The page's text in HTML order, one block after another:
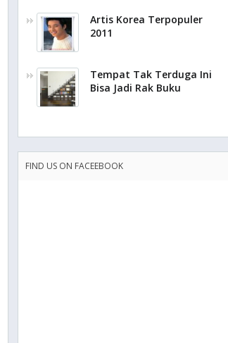
Artis Korea Terpopuler
2011
Tempat Tak Terduga Ini
Bisa Jadi Rak Buku
FIND US ON FACEEBOOK